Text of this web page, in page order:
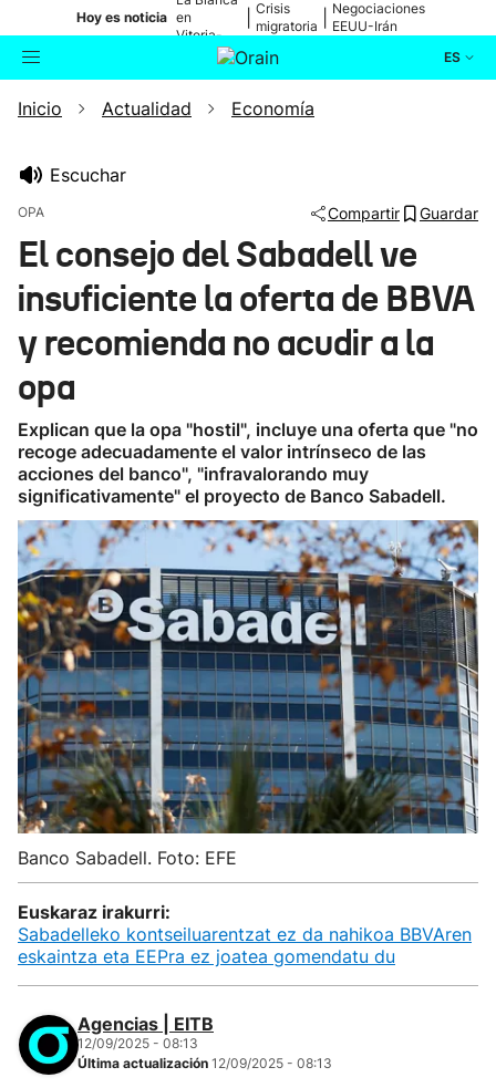
Hoy es noticia en
Vitoria-
Gasteiz
Crisis
migratoria
Negociaciones
EEUU-Irán
ES
Buscador Actualidad
Ikusmiran
Eguraldia
Inicio Actualidad Economía
Escuchar
OPA Compartir Guardar
El consejo del Sabadell ve
insuficiente la oferta de BBVA
y recomienda no acudir a la
opa
Explican que la opa "hostil", incluye una oferta que "no
recoge adecuadamente el valor intrínseco de las
acciones del banco", "infravalorando muy
significativamente" el proyecto de Banco Sabadell.
Banco Sabadell. Foto: EFE
Euskaraz irakurri:
Sabadelleko kontseiluarentzat ez da nahikoa BBVAren
eskaintza eta EEPra ez joatea gomendatu du
Agencias | EITB
12/09/2025 - 08:13
Última actualización 12/09/2025 - 08:13